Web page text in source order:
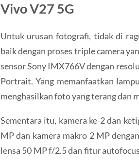
Vivo V27 5G
Untuk urusan fotografi, tidak di
baik dengan proses triple camera
sensor Sony IMX766V dengan
Portrait. Yang memanfaatkan
menghasilkan foto yang terang dan
Sementara itu, kamera ke-2 dan
MP dan kamera makro 2 MP
lensa 50 MP f/2.5 dan fitur